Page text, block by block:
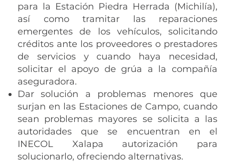
para la Estación Piedra Herrada (Michilía),
así como tramitar las reparaciones
emergentes de los vehículos, solicitando
créditos ante los proveedores o prestadores
de servicios y cuando haya necesidad,
solicitar el apoyo de grúa a la compañía
aseguradora.
Dar solución a problemas menores que
surjan en las Estaciones de Campo, cuando
sean problemas mayores se solicita a las
autoridades que se encuentran en el
INECOL Xalapa autorización para
solucionarlo, ofreciendo alternativas.